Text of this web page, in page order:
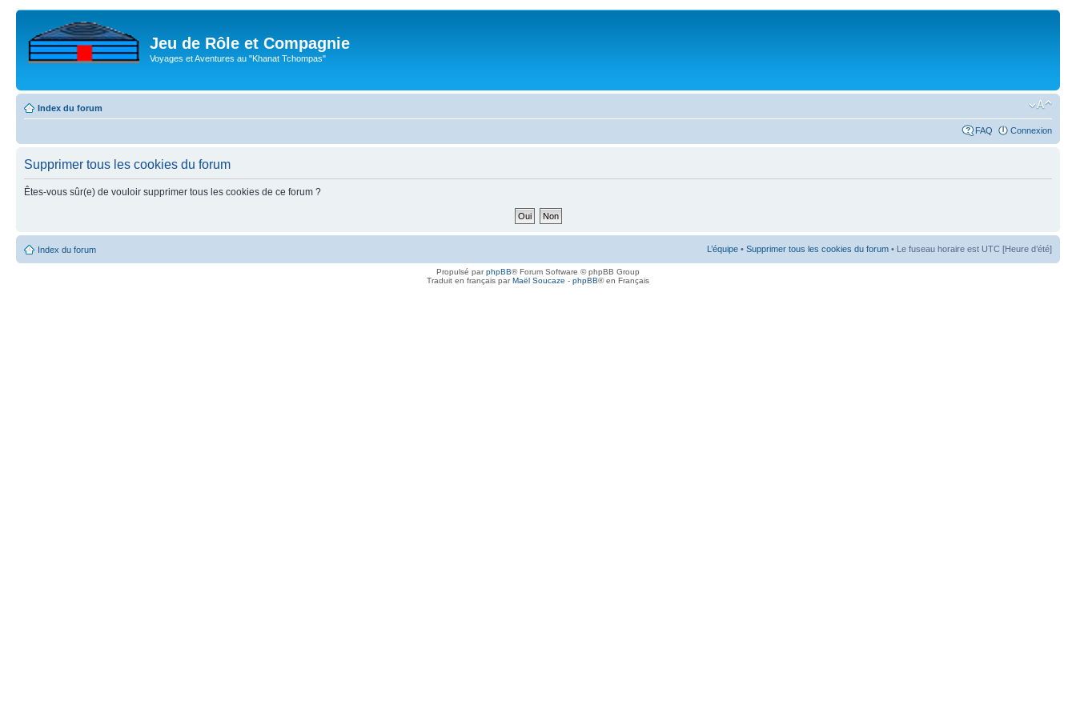
Jeu de Rôle et Compagnie
Voyages et Aventures au "Khanat Tchompas"
Index du forum
FAQ Connexion
Supprimer tous les cookies du forum
Êtes-vous sûr(e) de vouloir supprimer tous les cookies de ce forum ?
Index du forum L’équipe • Supprimer tous les cookies du forum • Le fuseau horaire est UTC [Heure d’été]
Propulsé parphpBB® Forum Software © phpBB Group
Traduit en français parMaël Soucaze - phpBB® en Français